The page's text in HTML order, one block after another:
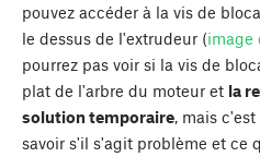
pouvez accéder à la vis de
le dessus de l'extrudeur (image
pourrez pas voir si la vis de
plat de l'arbre du moteur et la
solution temporaire , mais
savoir s'il s'agit problème et ce